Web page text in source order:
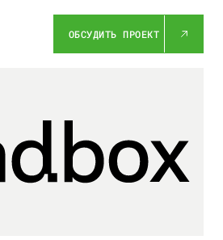
ОБСУДИТЬ ПРОЕКТ